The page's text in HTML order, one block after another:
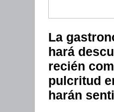
La
hará
recién
pulcritud
harán